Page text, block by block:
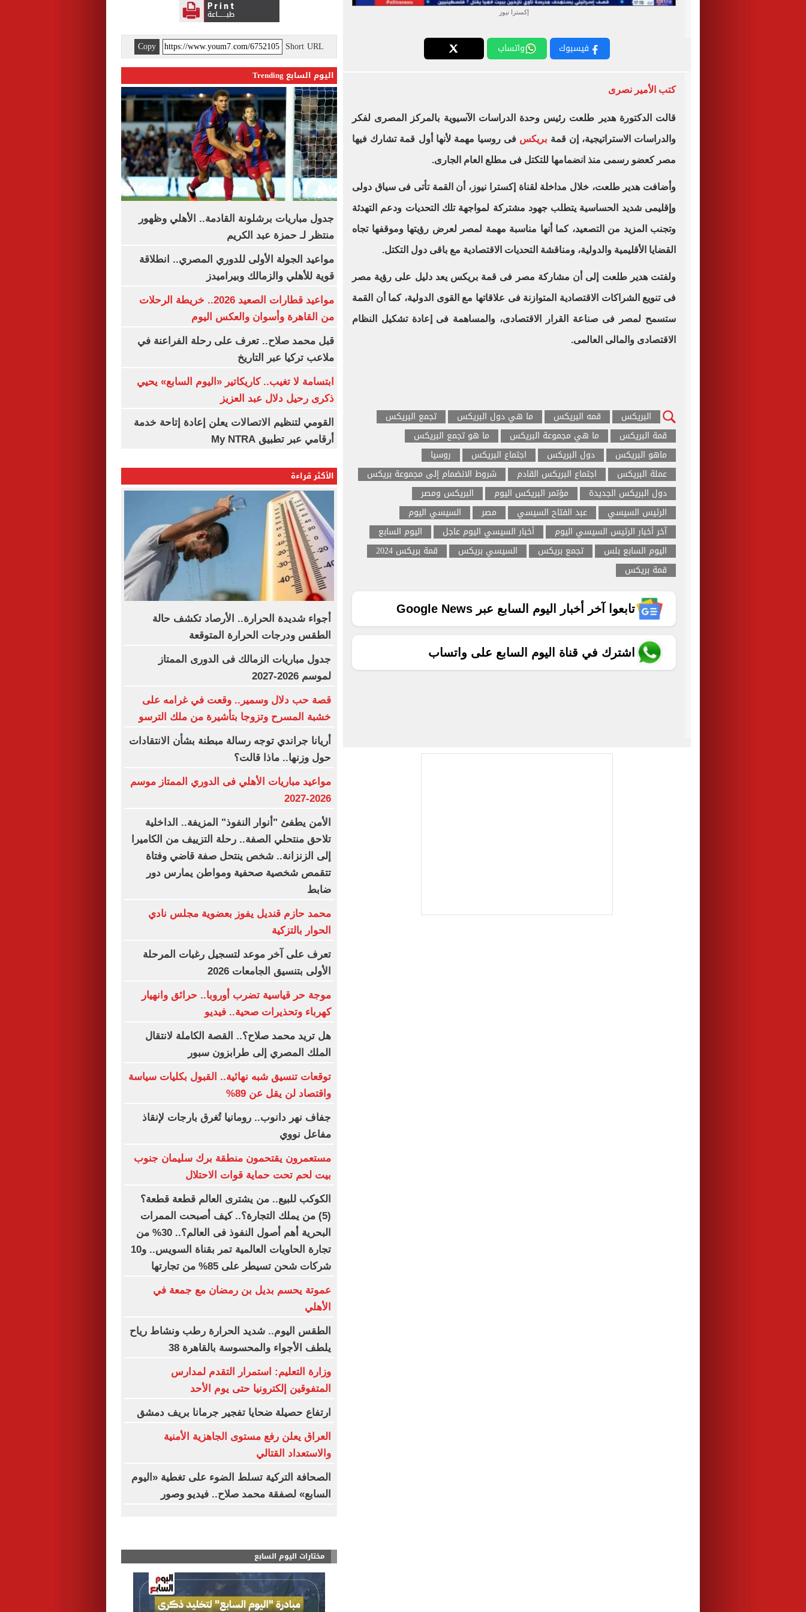
إكسترا نيوز
فيسبوك واتساب
كتب الأمير نصرى
قالت الدكتورة هدير طلعت رئيس وحدة الدراسات الآسيوية بالمركز المصرى لفكر
والدراسات الاستراتيجية، إن قمة بريكس فى روسيا مهمة لأنها أول قمة تشارك فيها
مصر كعضو رسمى منذ انضمامها للتكتل فى مطلع العام الجارى.
وأضافت هدير طلعت، خلال مداخلة لقناة إكسترا نيوز، أن القمة تأتى فى سياق دولى
وإقليمى شديد الحساسية يتطلب جهود مشتركة لمواجهة تلك التحديات ودعم التهدئة
وتجنب المزيد من التصعيد، كما أنها مناسبة مهمة لمصر لعرض رؤيتها وموقفها تجاه
القضايا الأقليمية والدولية، ومناقشة التحديات الاقتصادية مع باقى دول التكتل.
ولفتت هدير طلعت إلى أن مشاركة مصر فى قمة بريكس يعد دليل على رؤية مصر
فى تنويع الشراكات الاقتصادية المتوازنة فى علاقاتها مع القوى الدولية، كما أن القمة
ستسمح لمصر فى صناعة القرار الاقتصادى، والمساهمة فى إعادة تشكيل النظام
الاقتصادى والمالى العالمى.
البريكس قمه البريكس ما هي دول البريكس
تجمع البريكس
قمة البريكس
ما هي مجموعة البريكس
ما هو تجمع البريكس
ماهو البريكس
دول البريكس اجتماع البريكس
روسيا
عملة البريكس
اجتماع البريكس القادم
شروط الانضمام إلى مجموعة بريكس
دول البريكس الجديدة
مؤتمر البريكس اليوم
البريكس ومصر
الرئيس السيسي
عبد الفتاح السيسي مصر
السيسي اليوم
آخر أخبار الرئيس السيسي اليوم
أخبار السيسي اليوم عاجل
اليوم السابع
اليوم السابع بلس
تجمع بريكس السيسي بريكس
قمة بريكس 2024
قمة بريكس
تابعوا آخر أخبار اليوم السابع عبر Google News
اشترك في قناة اليوم السابع على واتساب
Short URL
Copy
اليوم السابع Trending
جدول مباريات برشلونة القادمة.. الأهلي وظهور
منتظر لـ حمزة عبد الكريم
مواعيد الجولة الأولى للدوري المصري.. انطلاقة
قوية للأهلي والزمالك وبيراميدز
مواعيد قطارات الصعيد 2026.. خريطة الرحلات
من القاهرة وأسوان والعكس اليوم
قبل محمد صلاح.. تعرف على رحلة الفراعنة في
ملاعب تركيا عبر التاريخ
ابتسامة لا تغيب.. كاريكاتير «اليوم السابع» يحيي
ذكرى رحيل دلال عبد العزيز
القومي لتنظيم الاتصالات يعلن إعادة إتاحة خدمة
أرقامي عبر تطبيق My NTRA
الأكثر قراءة
أجواء شديدة الحرارة.. الأرصاد تكشف حالة
الطقس ودرجات الحرارة المتوقعة
جدول مباريات الزمالك فى الدورى الممتاز
لموسم 2026-2027
قصة حب دلال وسمير.. وقعت في غرامه على
خشبة المسرح وتزوجا بتأشيرة من ملك الترسو
أريانا جراندي توجه رسالة مبطنة بشأن الانتقادات
حول وزنها.. ماذا قالت؟
مواعيد مباريات الأهلي فى الدوري الممتاز موسم
2026-2027
الأمن يطفئ "أنوار النفوذ" المزيفة.. الداخلية
تلاحق منتحلي الصفة.. رحلة التزييف من الكاميرا
إلى الزنزانة.. شخص ينتحل صفة قاضي وفتاة
تتقمص شخصية صحفية ومواطن يمارس دور
ضابط
محمد حازم قنديل يفوز بعضوية مجلس نادي
الحوار بالتزكية
تعرف على آخر موعد لتسجيل رغبات المرحلة
الأولى بتنسيق الجامعات 2026
موجة حر قياسية تضرب أوروبا.. حرائق وانهيار
كهرباء وتحذيرات صحية.. فيديو
هل تريد محمد صلاح؟.. القصة الكاملة لانتقال
الملك المصري إلى طرابزون سبور
توقعات تنسيق شبه نهائية.. القبول بكليات سياسة
واقتصاد لن يقل عن 89%
جفاف نهر دانوب.. رومانيا تُغرق بارجات لإنقاذ
مفاعل نووي
مستعمرون يقتحمون منطقة برك سليمان جنوب
بيت لحم تحت حماية قوات الاحتلال
الكوكب للبيع.. من يشترى العالم قطعة قطعة؟
(5) من يملك التجارة؟.. كيف أصبحت الممرات
البحرية أهم أصول النفوذ فى العالم؟.. 30% من
تجارة الحاويات العالمية تمر بقناة السويس.. و10
شركات شحن تسيطر على 85% من تجارتها
عموتة يحسم بديل بن رمضان مع جمعة في
الأهلي
الطقس اليوم.. شديد الحرارة رطب ونشاط رياح
يلطف الأجواء والمحسوسة بالقاهرة 38
وزارة التعليم: استمرار التقدم لمدارس
المتفوقين إلكترونيا حتى يوم الأحد
ارتفاع حصيلة ضحايا تفجير جرمانا بريف دمشق
العراق يعلن رفع مستوى الجاهزية الأمنية
والاستعداد القتالي
الصحافة التركية تسلط الضوء على تغطية «اليوم
السابع» لصفقة محمد صلاح.. فيديو وصور
مختارات اليوم السابع